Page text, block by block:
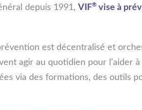
depuis 1991, VIF® vise à
est décentralisé et
agir au quotidien pour l’aider
via des formations, des outils